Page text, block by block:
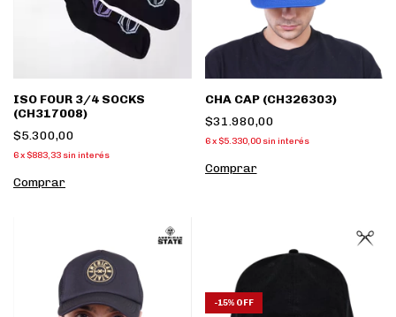
ISO FOUR 3/4 SOCKS
(CH317008)
$5.300,00
6x $883,33 sin interés
Comprar
CHA CAP (CH326303)
$31.980,00
6 x $5.330,00 sin interés
Comprar
-15% OFF